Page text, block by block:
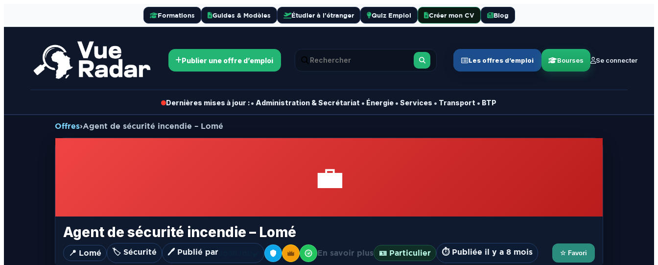
Formations Guides & Modèles Étudier à l’étranger Quiz Emploi Créer mon CV Blog
Publier une offre d’emploi Les offres d’emploi Bourses Se connecter
Dernières mises à jour :• Administration & Secrétariat • Énergie • Services • Transport • BTP
Offres›Agent de sécurité incendie – Lomé
💼
Agent de sécurité incendie – Lomé
📍 Lomé 🏷️ Sécurité 🖊️ Publié par En savoir plus 🪪 Particulier ⏱️ Publiée il y a 8 mois ☆ Favori